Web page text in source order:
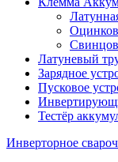
Латуневый
Зарядное
Пусковое
Тестёр
Инверторное